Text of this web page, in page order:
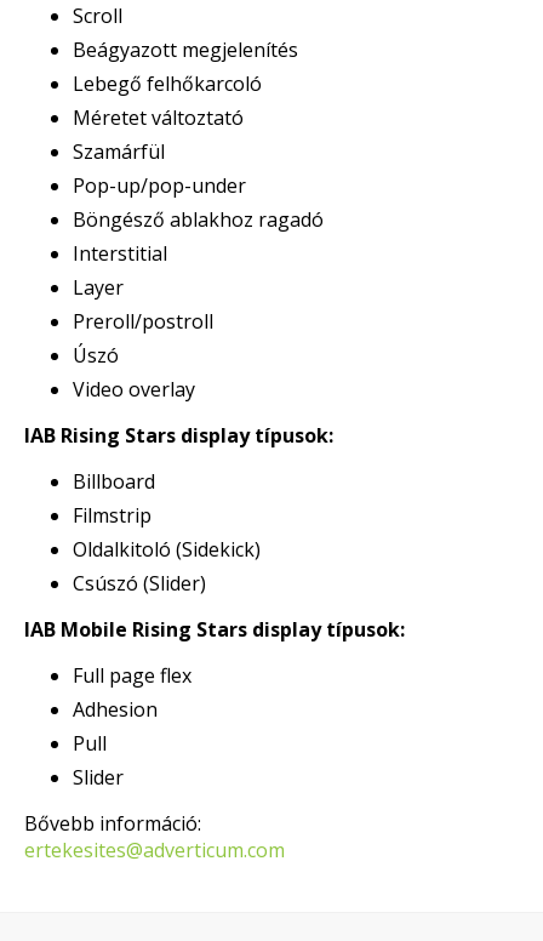
Scroll
Beágyazott megjelenítés
Lebegő felhőkarcoló
Méretet változtató
Szamárfül
Pop-up/pop-under
Böngésző ablakhoz ragadó
Interstitial
Layer
Preroll/postroll
Úszó
Video overlay
IAB Rising Stars display típusok:
Billboard
Filmstrip
Oldalkitoló (Sidekick)
Csúszó (Slider)
IAB Mobile Rising Stars display típusok:
Full page flex
Adhesion
Pull
Slider
Bővebb információ:
ertekesites@adverticum.com